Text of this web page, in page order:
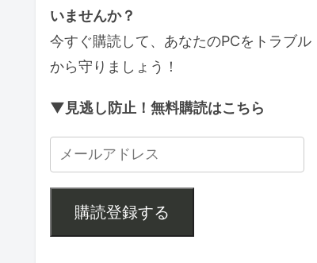
いませんか？
今すぐ購読して、あなたのPCをトラブル
から守りましょう！
▼見逃し防止！無料購読はこちら
購読登録する